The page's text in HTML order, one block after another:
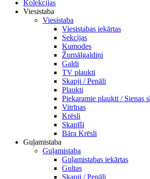
Kolekcijas
Viesistaba
Viesistaba
Viesistabas iekārtas
Sekcijas
Kumodes
Žurnālgaldiņi
Galdi
TV plaukti
Skapji / Penāli
Plaukti
Piekaramie plaukti / Sienas
Vitrīnas
Krēsli
Skapīši
Bāra Krēsli
Guļamistaba
Guļamistaba
Guļamistabas iekārtas
Gultas
Skapji / Penāli